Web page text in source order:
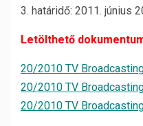
3. határidő: 2011. június
Letölthető
20/2010 TV
20/2010 TV
20/2010 TV